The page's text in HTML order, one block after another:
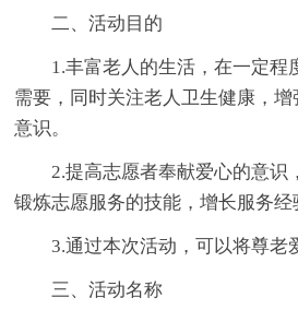
二、活动目的
1.丰富老人的生活，在一定程
需要，同时关注老人卫生健康，
意识。
2.提高志愿者奉献爱心的意识
锻炼志愿服务的技能，增长服务经
3.通过本次活动，可以将尊老
三、活动名称